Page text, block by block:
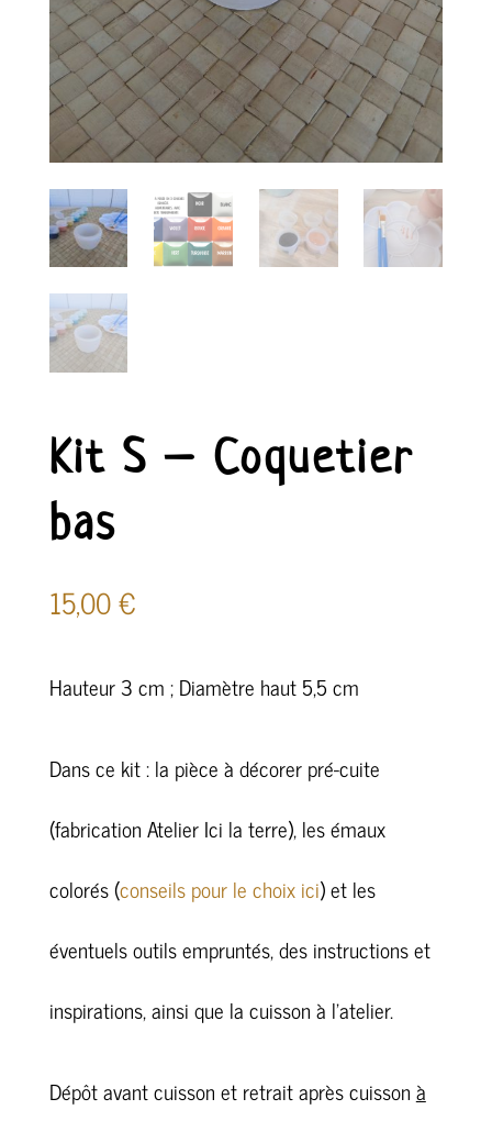
Kit S – Coquetier
bas
15,00€
Hauteur 3 cm ; Diamètre haut 5,5 cm
Dans ce kit : la pièce à décorer pré-cuite
(fabrication Atelier Ici la terre), les émaux
colorés (conseils pour le choix ici) et les
éventuels outils empruntés, des instructions et
inspirations, ainsi que la cuisson à l’atelier.
Dépôt avant cuisson et retrait après cuissonà